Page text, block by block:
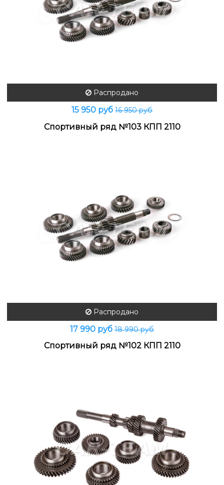
Распродано
15 950 руб 16 950 руб
Спортивный ряд №103 КПП 2110
Распродано
17 990 руб 18 990 руб
Спортивный ряд №102 КПП 2110